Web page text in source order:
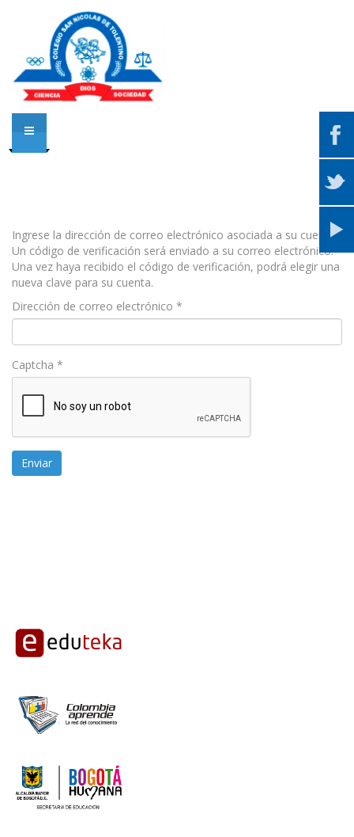
Ingrese la dirección de correo electrónico asociada a su cuenta.
Un código de verificación será enviado a su correo electrónico.
Una vez haya recibido el código de verificación, podrá elegir una
nueva clave para su cuenta.
Dirección de correo electrónico *
Captcha *
Enviar